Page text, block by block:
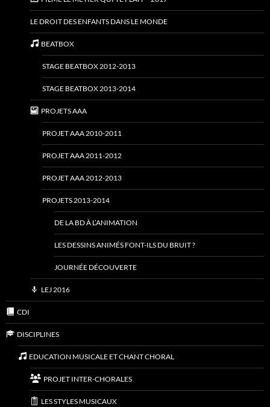
LE DROIT DES ENFANTS DANS LE MONDE
BEATBOX
STAGE BEATBOX 2012-2013
STAGE BEATBOX 2013-2014
PROJETS AAA
PROJET AAA 2010-2011
PROJET AAA 2011-2012
PROJET AAA 2012-2013
PROJETS 2013-2014
DE LA BD À L’ANIMATION
LES DESSINS ANIMÉS FONT-ILS DU BRUIT ?
JOURNÉE DÉCOUVERTE
LEJ 2016
CDI
DISCIPLINES
EDUCATION MUSICALE ET CHANT CHORAL
PROJET INTER-CHORALES
LES STYLES MUSICAUX